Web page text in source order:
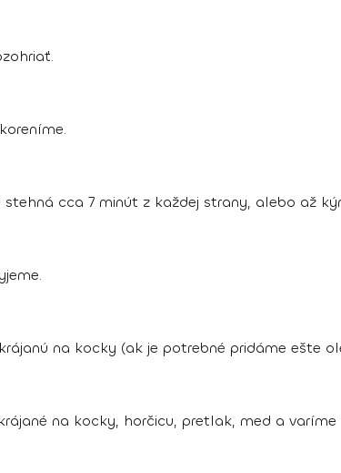
cca 7 minút z každej strany, alebo až
na kocky (ak je potrebné pridáme ešte
na kocky, horčicu, pretlak, med a